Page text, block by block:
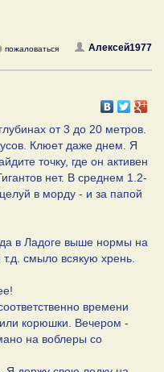
Алексей1977
пожаловаться
от 3 до 20 метров.
Клюет даже днем. Я
точку, где он активен
нет. В среднем 1.2-
в морду - и за папой
в Ладоге выше нормы на
смыло всякую хрень.
времени
корюшки. Вечером -
на воблеры со